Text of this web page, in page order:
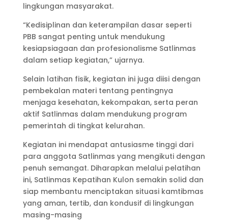
lingkungan masyarakat.
“Kedisiplinan dan keterampilan dasar seperti
PBB sangat penting untuk mendukung
kesiapsiagaan dan profesionalisme Satlinmas
dalam setiap kegiatan,” ujarnya.
Selain latihan fisik, kegiatan ini juga diisi dengan
pembekalan materi tentang pentingnya
menjaga kesehatan, kekompakan, serta peran
aktif Satlinmas dalam mendukung program
pemerintah di tingkat kelurahan.
Kegiatan ini mendapat antusiasme tinggi dari
para anggota Satlinmas yang mengikuti dengan
penuh semangat. Diharapkan melalui pelatihan
ini, Satlinmas Kepatihan Kulon semakin solid dan
siap membantu menciptakan situasi kamtibmas
yang aman, tertib, dan kondusif di lingkungan
masing-masing